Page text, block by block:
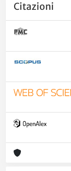
Citazioni